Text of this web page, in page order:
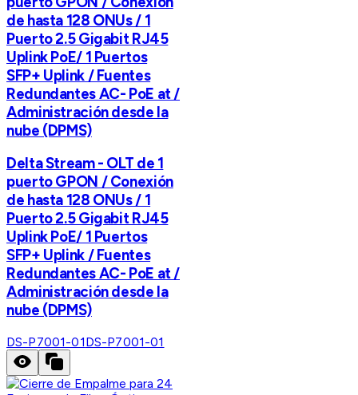
de hasta 128 ONUs / 1
Puerto 2.5 Gigabit RJ45
Uplink PoE/ 1 Puertos
SFP+ Uplink / Fuentes
Redundantes AC- PoE at /
Administración desde la
nube (DPMS)
Delta Stream - OLT de 1
puerto GPON / Conexión
de hasta 128 ONUs / 1
Puerto 2.5 Gigabit RJ45
Uplink PoE/ 1 Puertos
SFP+ Uplink / Fuentes
Redundantes AC- PoE at /
Administración desde la
nube (DPMS)
DS-P7001-01DS-P7001-01